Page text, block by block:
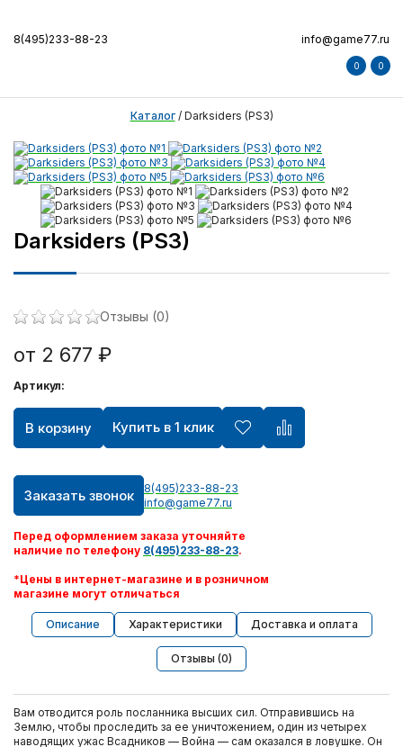
8(495)233-88-23 info@game77.ru
0 0
Каталог/ Darksiders (PS3)
Darksiders (PS3)
Отзывы (0)
от 2 677 ₽
Артикул:
В корзину Купить в 1 клик
Заказать звонок
8(495)233-88-23
info@game77.ru
Перед оформлением заказа уточняйте
наличие по телефону 8(495)233-88-23.
*Цены в интернет-магазине и в розничном
магазине могут отличаться
Описание Характеристики Доставка и оплата
Отзывы (0)
Вам отводится роль посланника высших сил. Отправившись на
Землю, чтобы проследить за ее уничтожением, один из четырех
наводящих ужас Всадников — Война — сам оказался в ловушке. Он